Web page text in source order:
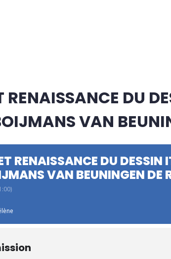
RENAISSANCE DU
VAN
RENAISSANCE DU
VAN BEUNINGEN DE